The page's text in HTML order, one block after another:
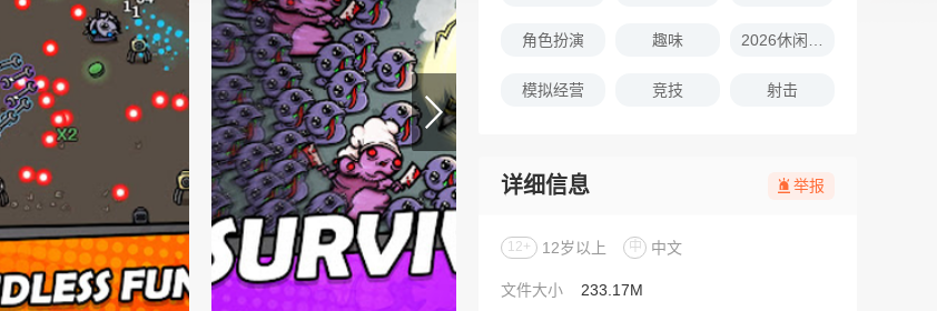
角色扮演 趣味
模拟经营 竞技 射击
详细信息 举报
12+ 12岁以上 中 中文
文件大小
233.17M